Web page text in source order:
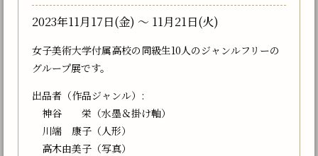
2023年11月17日(金) 〜 11月21日(火)
女子美術大学付属高校の同級生10人のジャンルフリーの
グループ展です。
出品者（作品ジャンル）:
神谷 栄（水墨＆掛け軸）
川端 康子（人形）
高木由美子（写真）